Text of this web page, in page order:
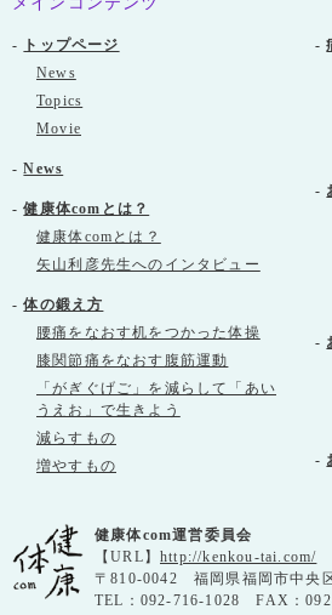
-
トップページ
News
Topics
Movie
-News
-健康体comとは？
健康体comとは？
矢山利彦先生へのインタビュー
-体の鍛え方
腰痛をなおす机をつかった体操
膝関節痛をなおす腹筋運動
「がぎぐげご」を減らして「あい
うえお」で生きよう
減らすもの
増やすもの
-
-
-
-
健康体com運営委員会
【URL】 http://kenkou-tai.com/
〒810-0042 福岡県福岡市中央
TEL：092-716-1028 FAX：